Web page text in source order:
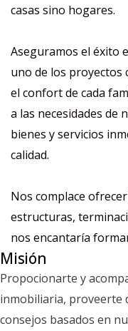
casas sino hogares.
Aseguramos el éxito
uno de los proyectos
el confort de cada
a las necesidades de
bienes y servicios
calidad.
Nos complace
estructuras,
nos encantaría
Misión
Propocionarte y
inmobiliaria, proveerte
consejos basados en